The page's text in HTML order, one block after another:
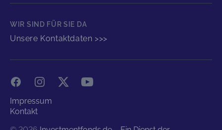
WIR SIND FÜR SIE DA
Unsere Kontaktdaten >>>
FacebookInstagram
X YouTube
Impressum
Kontakt